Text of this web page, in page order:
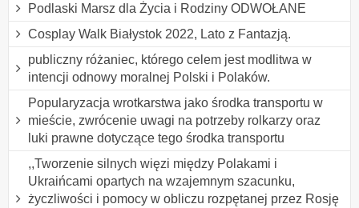
Podlaski Marsz dla Życia i Rodziny ODWOŁANE
Cosplay Walk Białystok 2022, Lato z Fantazją.
publiczny różaniec, którego celem jest modlitwa w
intencji odnowy moralnej Polski i Polaków.
Popularyzacja wrotkarstwa jako środka transportu w
mieście, zwrócenie uwagi na potrzeby rolkarzy oraz
luki prawne dotyczące tego środka transportu
,,Tworzenie silnych więzi między Polakami i
Ukraińcami opartych na wzajemnym szacunku,
życzliwości i pomocy w obliczu rozpętanej przez Rosję